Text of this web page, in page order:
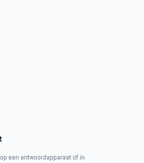
een antwoordapparaat of in